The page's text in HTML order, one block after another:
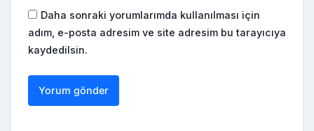
Daha sonraki yorumlarımda kullanılması için
adım, e-posta adresim ve site adresim bu tarayıcıya
kaydedilsin.